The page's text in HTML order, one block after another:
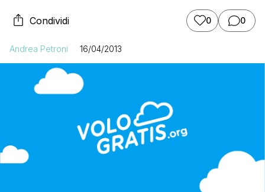
Condividi 0 0
Andrea Petroni 16/04/2013